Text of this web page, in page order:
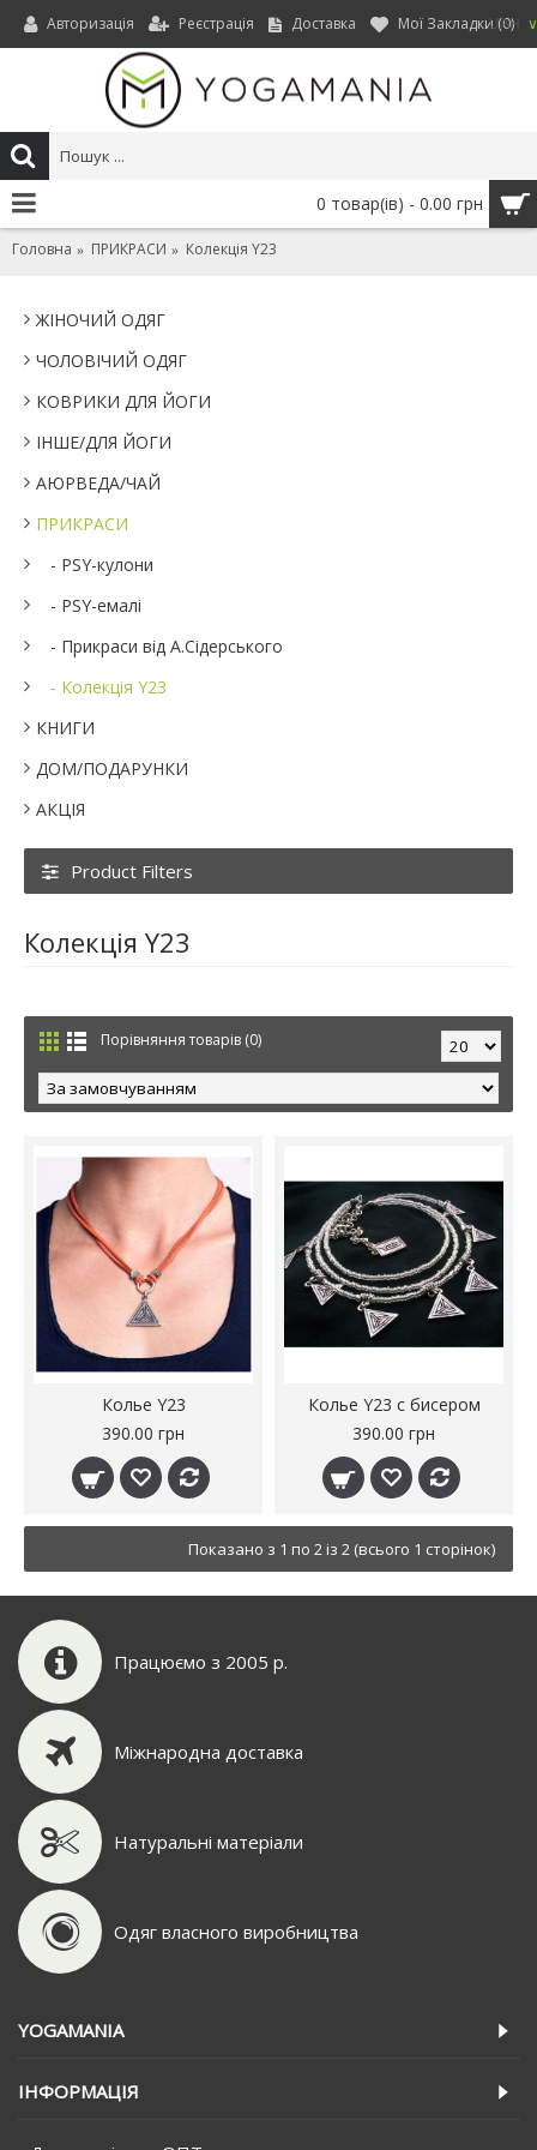
UAH ∨
Авторизація Реєстрація Доставка Мої Закладки (0)
0 товар(ів) - 0.00 грн
Головна ПРИКРАСИ Колекція Y23
ЖІНОЧИЙ ОДЯГ
ЧОЛОВІЧИЙ ОДЯГ
КОВРИКИ ДЛЯ ЙОГИ
IНШЕ/ДЛЯ ЙОГИ
АЮРВЕДА/ЧАЙ
ПРИКРАСИ
- PSY-кулони
- PSY-емалі
- Прикраси від А.Сідерського
- Колекція Y23
КНИГИ
ДОМ/ПОДАРУНКИ
АКЦІЯ
Product Filters
Колекція Y23
Порівняння товарів (0)
Колье Y23
390.00 грн
Колье Y23 с бисером
390.00 грн
Показано з 1 по 2 із 2 (всього 1 сторінок)
Працюємо з 2005 р.
Міжнародна доставка
Натуральні матеріали
Одяг власного виробництва
YOGAMANIA
IНФОРМАЦIЯ